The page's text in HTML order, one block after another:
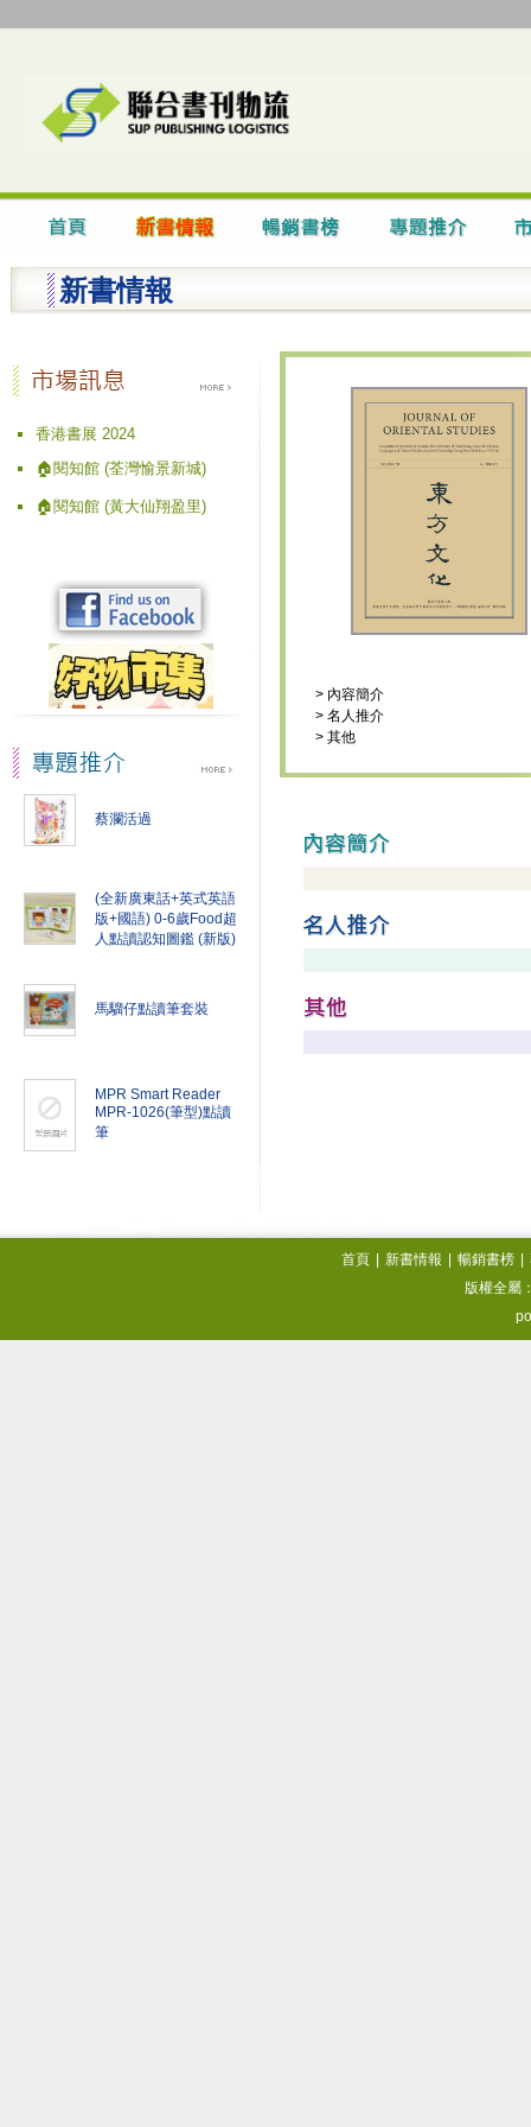
新書情報
香港書展 2024
🏠閱知館 (荃灣愉景新城)
🏠閱知館 (黃大仙翔盈里)
蔡瀾活過
(全新廣東話+英式英語
版+國語) 0-6歲Food超
人點讀認知圖鑑 (新版)
馬騮仔點讀筆套裝
MPR Smart Reader
MPR-1026(筆型)點讀
筆
> 內容簡介
> 名人推介
> 其他
首頁 新書情報 暢銷書榜
版權全屬